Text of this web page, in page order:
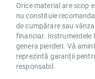
Orice material are scop
nu constituie
de cumpărare sau
financiar. Instrumentele
genera pierderi. Vă
reprezintă garanții
responsabil.